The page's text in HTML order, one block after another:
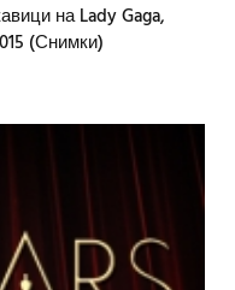
на Lady Gaga,
(Снимки)